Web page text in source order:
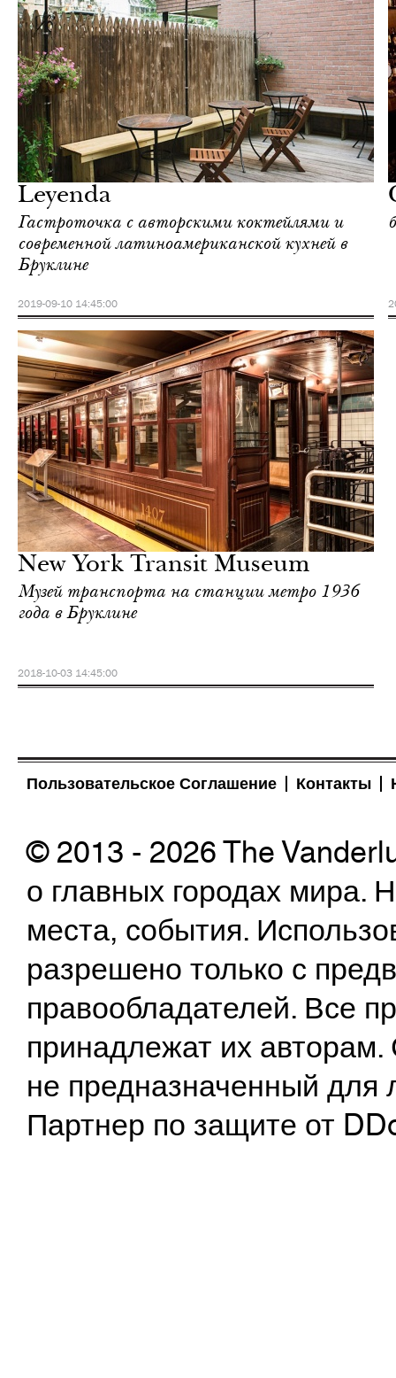
Leyenda
Гастроточка с авторскими коктейлями и
современной латиноамериканской кухней в
Бруклине
2019-09-10 14:45:00
жизнь
Йорк
New York Transit Museum
Музей транспорта на станции метро 1936
года в Бруклине
2018-10-03 14:45:00
Пользовательское Соглашение Контакты
© 2013 - 2026 The
о главных городах
места, события.
разрешено только с
правообладателей. Все
принадлежат их
не предназначенный
Партнер по защите от